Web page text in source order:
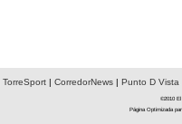
TorreSport| CorredorNews| Punto D Vista
©2010 El
Página Optimizada